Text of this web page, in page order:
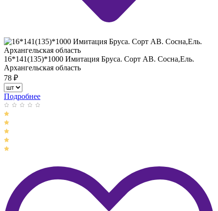
16*141(135)*1000 Имитация Бруса. Сорт АВ. Сосна,Ель.
Архангельская область
78 ₽
Подробнее